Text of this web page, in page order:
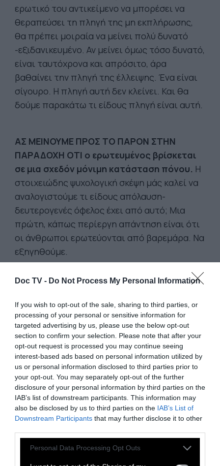
Doc TV - Do Not Process My Personal Information
If you wish to opt-out of the sale, sharing to third parties, or
processing of your personal or sensitive information for
targeted advertising by us, please use the below opt-out
section to confirm your selection. Please note that after your
opt-out request is processed you may continue seeing
interest-based ads based on personal information utilized by
us or personal information disclosed to third parties prior to
your opt-out. You may separately opt-out of the further
disclosure of your personal information by third parties on the
IAB’s list of downstream participants. This information may
also be disclosed by us to third parties on the IAB’s List of
Downstream Participants that may further disclose it to other
Personal Data Processing Opt Outs
ερωτικό του αντικείμενο να μπορέσει να
θεραπεύσει τη πληγή της μη εκπλήρωσης,
θα πρέπει μοιραία να μείνει πολύ δυνατό
-εξιδανικευμένο. Αν μείνει όμως τόσο δυνατό,
είναι ταυτόχρονα και απρόσιτο, άρα
βαθαίνει την πληγή της έλλειψης. Ένα είναι
σίγουρο. Η πληγή αυτή δεν κλείνει. Και θα
δούμε παρακάτω τι είδους πληγή είναι αυτή.
ΑΣ ΜΕΙΝΟΥΜΕ ΠΡΟΣ ΤΟ ΠΑΡΟΝ ΣΤΗΝ
ΠΑΡΑΔΟΧΗ ΟΤΙ ο ερωτευμένος βρίσκεται
σε μια σχεδόν μόνιμη κατάσταση πόνου. Η
στοιχειώδης ψυχολογική σκέψη μάς καλεί να
αναλογιστούμε τι είδους απόλαυση-
δευτερογενές όφελος έχει από αυτό; Μια
πρώτη, κάπως περίεργη απάντηση είναι ότι
οι άνθρωποι ερωτεύονται από βαρεμάρα. Να
εξηγηθούμε.
Ο ΡΟΜΑΝΤΙΚΟΣ ΕΡΩΤΑΣ ΕΜΦΑΝΙΖΕΤΑΙ στις
κακός λύκος στις σκοτεινιές του δάσους της
διευρυμένης μας κοινωνικοποίησης, να
ταράξει τα νερά της παρωχημένης
παιδικότητας. Έρχεται να αμφισβητήσει τις
κατακτήσεις και την αλαζονεία της
υποτιθέμενης παντοδυναμίας που τάχα
έχουμε κατακτήσει μαθαίνοντας δυο
γράμματα και κλωτσώντας ένα τόπι. Έρχεται
σχεδόν να γελοιοποιήσει τη σχετική
αυτονομία που μέχρι εκείνο το σημείο
απολαμβάνουμε, προσφέροντας το